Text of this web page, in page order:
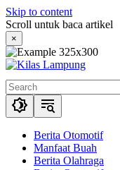
Skip to content
Scroll untuk baca artikel
×
Berita Otomotif
Manfaat Buah
Berita Olahraga